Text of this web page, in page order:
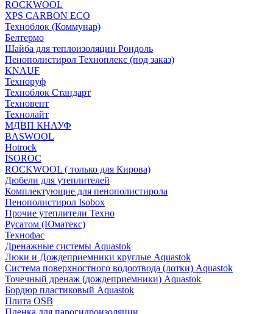
ROCKWOOL
XPS CARBON ECO
Техноблок (Коммунар)
Белтермо
Шайба для теплоизоляции Рондоль
Пенополистирол Техноплекс (под заказ)
KNАUF
Технoруф
Техноблок Стандарт
Техновент
Технолайт
МДВП КНАУФ
BASWOOL
Hotrock
ISOROC
ROCKWOOL ( только для Кирова)
Дюбели для утеплителей
Комплектующие для пенополистирола
Пенополистирол Isobox
Прочие утеплители Техно
Русатом (Юматекс)
Технофас
Дренажные системы Aquastok
Люки и Дождеприемники круглые Aquastok
Система поверхностного водоотвода (лотки) Aquastok
Точечный дренаж (дождеприемники) Aquastok
Бордюр пластиковый Aquastok
Плита OSB
Пленка для парогидроизоляции